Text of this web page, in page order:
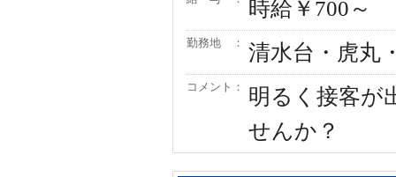
時給￥700～
勤務地 ： 清水台・虎丸
コメント：
明るく接客が
せんか？